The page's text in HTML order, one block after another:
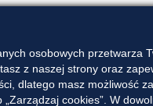
Przetargi
Kariera
osobowych przetwarza
z naszej strony oraz
dlatego masz możliwość
„Zarządzaj cookies”. W